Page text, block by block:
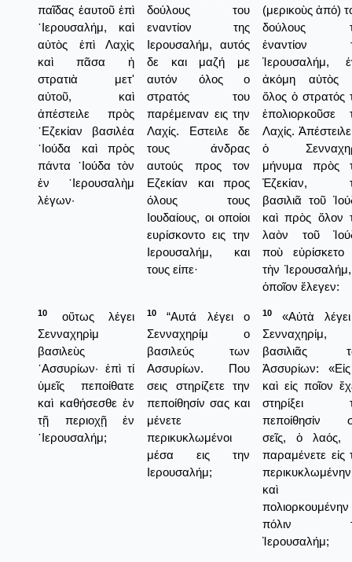
παῖδας ἑαυτοῦ ἐπὶ
῾Ιερουσαλήμ, καὶ
αὐτὸς ἐπὶ Λαχὶς
καὶ πᾶσα ἡ
στρατιὰ μετ'
αὐτοῦ, καὶ
ἀπέστειλε πρὸς
᾿Εζεκίαν βασιλέα
᾿Ιούδα καὶ πρὸς
πάντα ᾿Ιούδα τὸν
ἐν ῾Ιερουσαλὴμ
λέγων·
δούλους του
εναντίον της
Ιερουσαλήμ, αυτός
δε και μαζή με
αυτόν όλος ο
στρατός του
παρέμειναν εις την
Λαχίς. Εστειλε δε
τους άνδρας
αυτούς προς τον
Εζεκίαν και προς
όλους τους
Ιουδαίους, οι οποίοι
ευρίσκοντο εις την
Ιερουσαλήμ, και
τους είπε·
(μερικοὺς ἀπό)
δούλους
ἐναντίον
Ἱερουσαλήμ,
ἀκόμη αὐτὸς
ὅλος ὁ στρατός
ἐπολιορκοῦσε
Λαχίς.
ὁ
μήνυμα πρὸς
Ἐζεκίαν,
βασιλιᾶ τοῦ
καὶ πρὸς ὅλον
λαὸν τοῦ
ποὺ εὑρίσκετο
τὴν
ὁποῖον ἔλεγεν:
10
οὕτως λέγει
Σενναχηρὶμ
βασιλεὺς
᾿Ασσυρίων· ἐπὶ τί
ὑμεῖς πεποίθατε
καὶ καθήσεσθε ἐν
τῇ περιοχῇ ἐν
῾Ιερουσαλήμ;
10
“Αυτά λέγει ο
Σενναχηρίμ ο
βασιλεύς των
Ασσυρίων. Που
σεις στηρίζετε την
πεποίθησίν σας και
μένετε
περικυκλωμένοι
μέσα εις την
Ιερουσαλήμ;
10
«Αὐτὰ
βασιλιᾶς
Ἀσσυρίων:
καὶ εἰς ποῖον
στηρίξει
πεποίθησίν
σεῖς, ὁ λαός,
παραμένετε εἰς
περικυκλωμένην
καὶ
πολιορκουμένην
πόλιν
Ἱερουσαλήμ;